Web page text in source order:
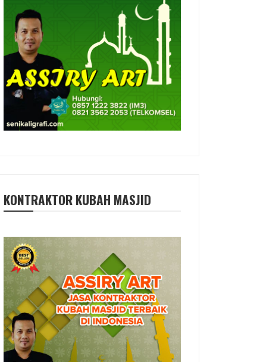
KONTRAKTOR KUBAH MASJID